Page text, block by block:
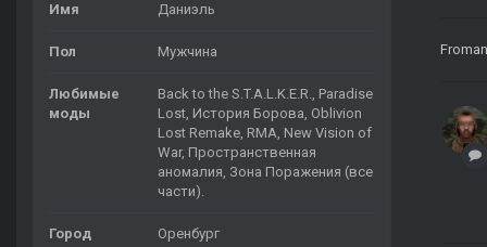
Имя Даниэль
Пол Мужчина
Любимые
моды
Back to the S.T.A.L.K.E.R., Paradise
Lost, История Борова, Oblivion
Lost Remake, RMA, New Vision of
War, Пространственная
аномалия, Зона Поражения (все
части).
Город Оренбург
Froman